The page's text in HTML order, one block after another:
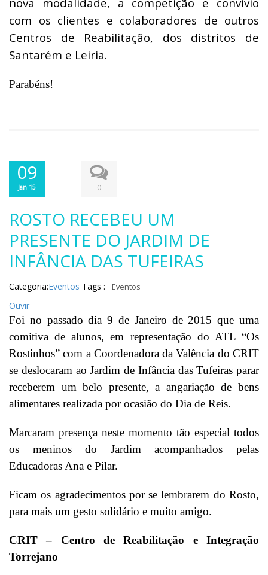
com os clientes e colaboradores de outros
Centros de Reabilitação, dos distritos de
Santarém e Leiria.
Parabéns!
09
Jan 15 0
ROSTO RECEBEU UM
PRESENTE DO JARDIM DE
INFÂNCIA DAS TUFEIRAS
Categoria:Eventos Tags : Eventos
Ouvir
Foi no passado dia 9 de Janeiro de 2015 que uma
comitiva de alunos, em representação do ATL “Os
Rostinhos” com a Coordenadora da Valência do CRIT
se deslocaram ao Jardim de Infância das Tufeiras parar
receberem um belo presente, a angariação de bens
alimentares realizada por ocasião do Dia de Reis.
Marcaram presença neste momento tão especial todos
os meninos do Jardim acompanhados pelas
Educadoras Ana e Pilar.
Ficam os agradecimentos por se lembrarem do Rosto,
para mais um gesto solidário e muito amigo.
CRIT – Centro de Reabilitação e Integração
Torrejano